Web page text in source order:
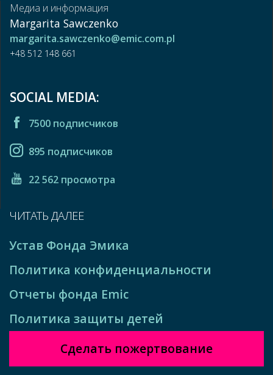
Медиа и информация
Margarita Sawczenko
margarita.sawczenko@emic.com.pl
+48 512 148 661
SOCIAL MEDIA:
7500 подписчиков
895 подписчиков
22 562 просмотра
ЧИТАТЬ ДАЛЕЕ
Устав Фонда Эмика
Политика конфиденциальности
Отчеты фонда Emic
Политика защиты детей
Сделать пожертвование